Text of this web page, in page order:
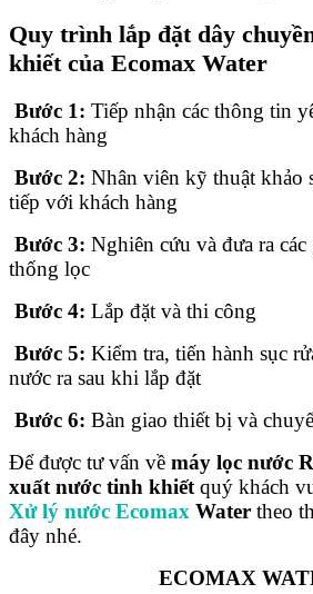
Quy trình lắp đặt dây
khiết của Ecomax Water
Bước 1: Tiếp nhận các thông tin
khách hàng
Bước 2: Nhân viên kỹ thuật khảo
tiếp với khách hàng
Bước 3: Nghiên cứu và đưa ra
thống lọc
Bước 4: Lắp đặt và thi công
Bước 5: Kiểm tra, tiến hành sục
nước ra sau khi lắp đặt
Bước 6: Bàn giao thiết bị và
Để được tư vấn về máy lọc nước
xuất nước tinh khiết quý khách
Xử lý nước Ecomax Water theo
đây nhé.
ECOMAX